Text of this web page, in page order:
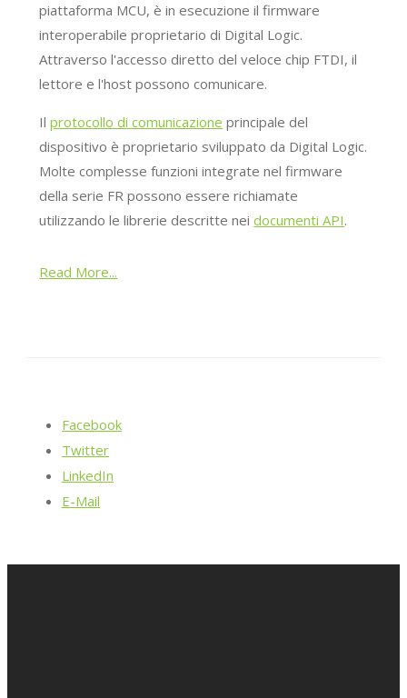
piattaforma MCU, è in esecuzione il firmware
interoperabile proprietario di Digital Logic.
Attraverso l'accesso diretto del veloce chip FTDI, il
lettore e l'host possono comunicare.
Ilprotocollo di comunicazione principale del
dispositivo è proprietario sviluppato da Digital Logic.
Molte complesse funzioni integrate nel firmware
della serie FR possono essere richiamate
utilizzando le librerie descritte neidocumenti API.
Read More...
Facebook
Twitter
LinkedIn
E-Mail